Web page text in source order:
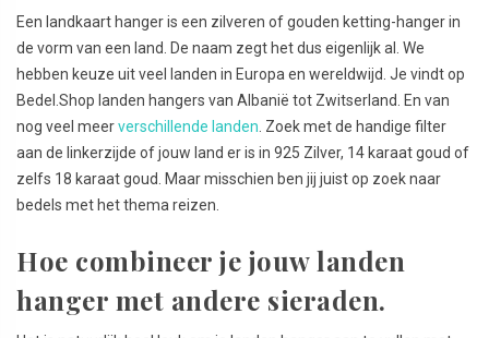
Een landkaart hanger is een zilveren of gouden ketting-hanger in
de vorm van een land. De naam zegt het dus eigenlijk al. We
hebben keuze uit veel landen in Europa en wereldwijd. Je vindt op
Bedel.Shop landen hangers van Albanië tot Zwitserland. En van
nog veel meerverschillende landen. Zoek met de handige filter
aan de linkerzijde of jouw land er is in 925 Zilver, 14 karaat goud of
zelfs 18 karaat goud. Maar misschien ben jij juist op zoek naar
bedels met het thema reizen.
Hoe combineer je jouw landen
hanger met andere sieraden.